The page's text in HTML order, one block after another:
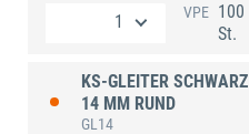
VPE 100
St.
KS-GLEITER SCHWARZ
14 MM RUND
GL14